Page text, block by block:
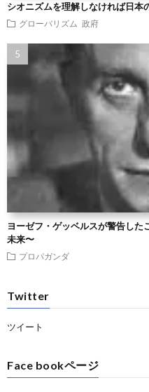
シオニズムを理解しなければ日本
グローバリズム 政府
ヨーゼフ・ゲッベルスが警告した
未来〜
プロパガンダ
Twitter
ツイート
Face bookページ